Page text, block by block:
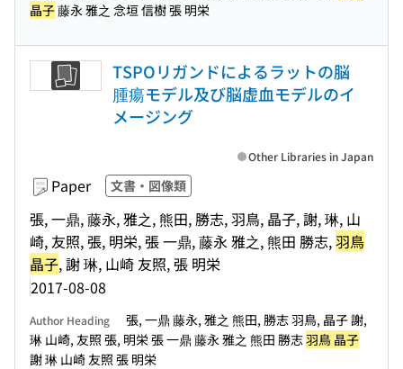
晶子藤永 雅之 念垣 信樹 張 明栄
TSPOリガンドによるラットの脳
腫瘍モデル及び脳虚血モデルのイ
メージング
Paper 文書・図像類
張, 一鼎, 藤永, 雅之, 熊田, 勝志, 羽鳥, 晶子, 謝, 琳, 山
崎, 友照, 張, 明栄, 張 一鼎, 藤永 雅之, 熊田 勝志,羽鳥
晶子, 謝 琳, 山崎 友照, 張 明栄
2017-08-08
Other Libraries in Japan
Author Heading
張, 一鼎 藤永, 雅之 熊田, 勝志 羽鳥, 晶子 謝,
琳 山崎, 友照 張, 明栄 張 一鼎 藤永 雅之 熊田 勝志羽鳥 晶子
謝 琳 山崎 友照 張 明栄